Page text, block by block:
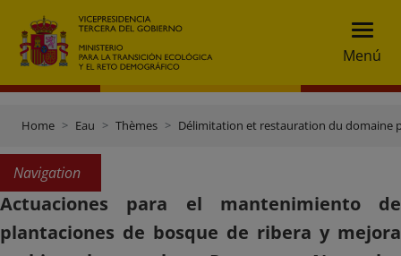
Menú
Home Eau Thèmes Délimitation et restauration du domaine
Navigation
Actuaciones para el mantenimiento de
plantaciones de bosque de ribera y mejora